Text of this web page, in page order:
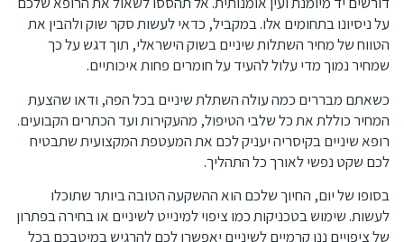
על ניסיונו בתחומים אלו. במקביל, כדאי לעשות סקר שוק ולהבין את
הטווח של מחיר השתלות שיניים בשוק הישראלי, תוך דגש על כך
שמחיר נמוך מדי עלול להעיד על חומרים פחות איכותיים.
כשאתם מבררים כמה עולה השתלת שיניים בכל הפה, ודאו שהצעת
המחיר כוללת את כל שלבי הטיפול, מהעקירות ועד הכתרים הקבועים.
רופא שיניים בקיסריה יעניק לכם את המעטפת המקצועית שתבטיח
לכם שקט נפשי לאורך כל התהליך.
בסופו של יום, החיוך שלכם הוא ההשקעה הטובה ביותר שתוכלו
לעשות. שימוש בטכניקות כמו ציפוי למינייט לשיניים או בחירה בפתרון
של ציפויים ננו קרמיים לשיניים יאפשרו לכם להרגיש במיטבכם בכל